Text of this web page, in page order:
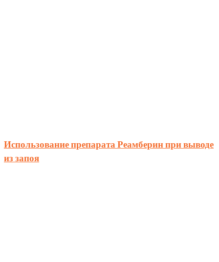
Использование препарата Реамберин при выводе
из запоя